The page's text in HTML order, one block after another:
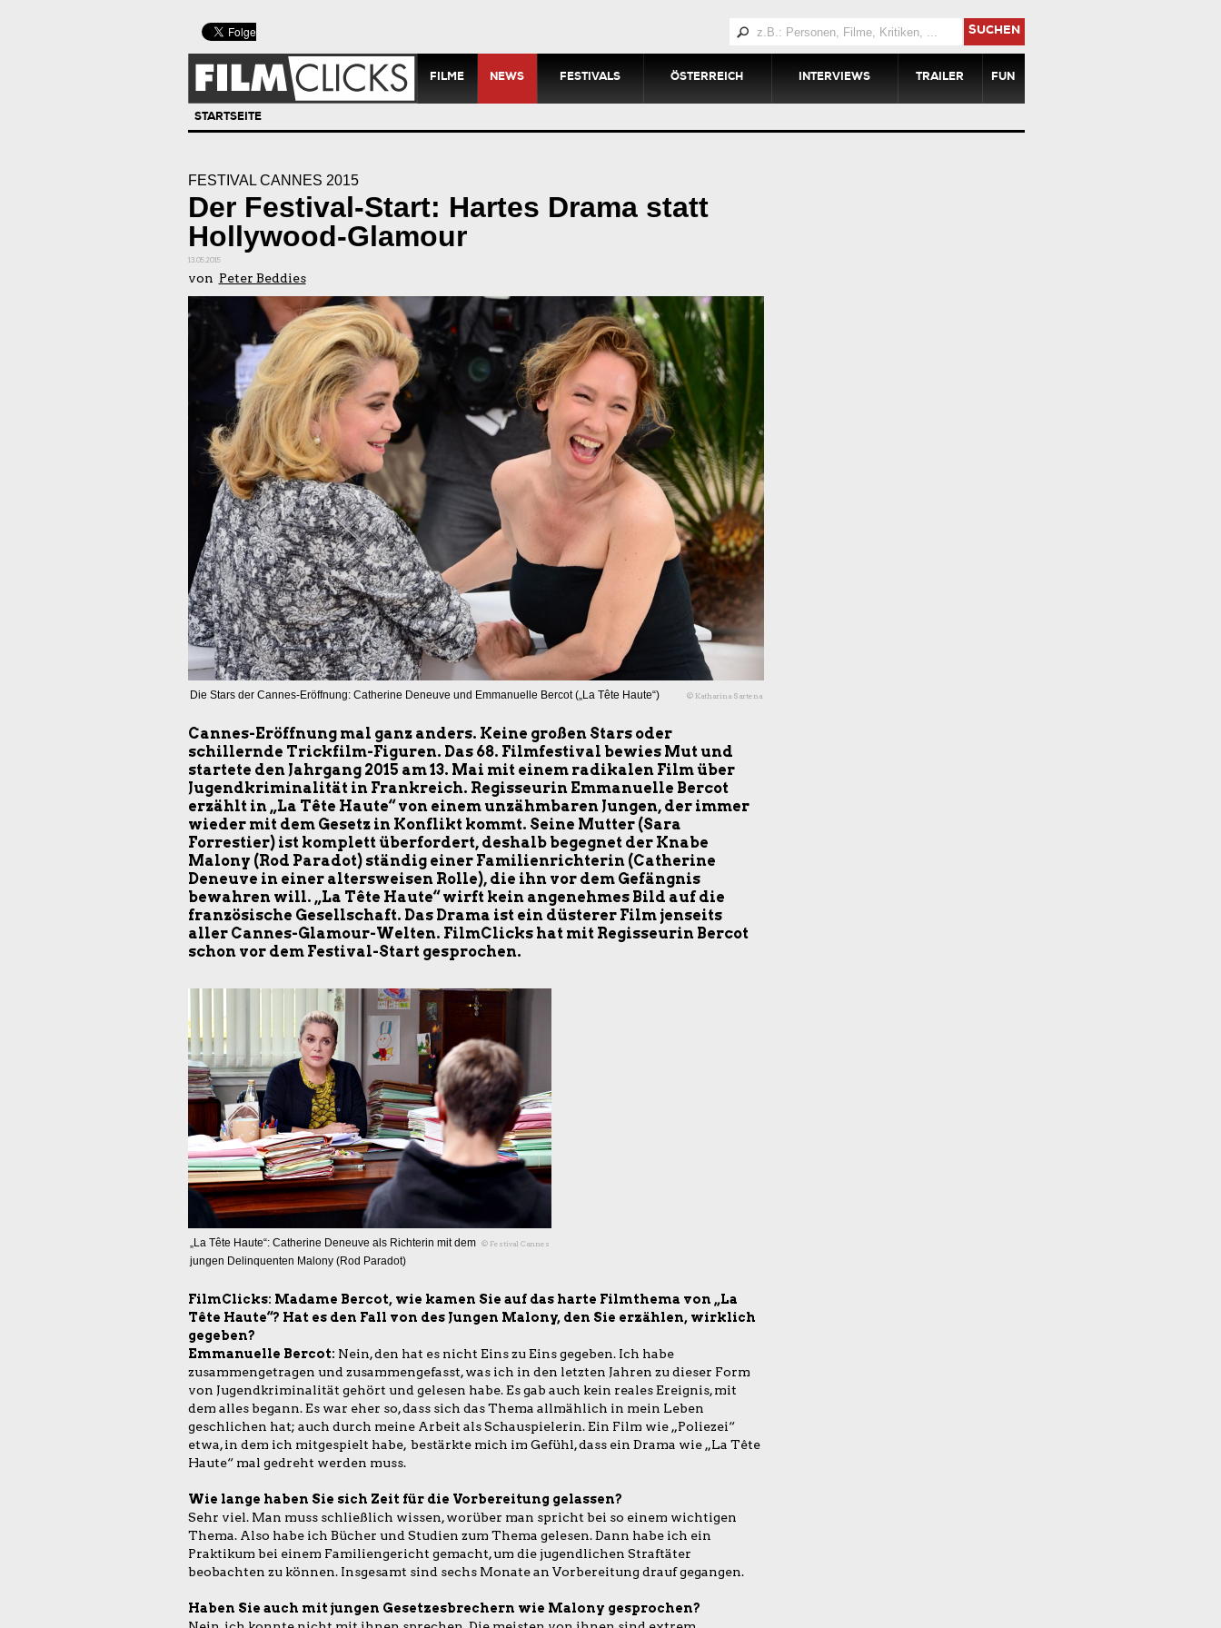
SUCHEN
FILME NEWS FESTIVALS ÖSTERREICH INTERVIEWS TRAILER FUN
STARTSEITE
FESTIVAL CANNES 2015
Der Festival-Start: Hartes Drama statt
Hollywood-Glamour
13.05.2015
von Peter Beddies
Die Stars der Cannes-Eröffnung: Catherine Deneuve und Emmanuelle Bercot („La Tête Haute“) © Katharina Sartena
Cannes-Eröffnung mal ganz anders. Keine großen Stars oder
schillernde Trickfilm-Figuren. Das 68. Filmfestival bewies Mut und
startete den Jahrgang 2015 am 13. Mai mit einem radikalen Film über
Jugendkriminalität in Frankreich. Regisseurin Emmanuelle Bercot
erzählt in „La Tête Haute“ von einem unzähmbaren Jungen, der immer
wieder mit dem Gesetz in Konflikt kommt. Seine Mutter (Sara
Forrestier) ist komplett überfordert, deshalb begegnet der Knabe
Malony (Rod Paradot) ständig einer Familienrichterin (Catherine
Deneuve in einer altersweisen Rolle), die ihn vor dem Gefängnis
bewahren will. „La Tête Haute“ wirft kein angenehmes Bild auf die
französische Gesellschaft. Das Drama ist ein düsterer Film jenseits
aller Cannes-Glamour-Welten. FilmClicks hat mit Regisseurin Bercot
schon vor dem Festival-Start gesprochen.
„La Tête Haute“: Catherine Deneuve als Richterin mit dem
jungen Delinquenten Malony (Rod Paradot)
© Festival Cannes
FilmClicks: Madame Bercot, wie kamen Sie auf das harte Filmthema von „La
Tête Haute“? Hat es den Fall von des Jungen Malony, den Sie erzählen, wirklich
gegeben?
Emmanuelle Bercot: Nein, den hat es nicht Eins zu Eins gegeben. Ich habe
zusammengetragen und zusammengefasst, was ich in den letzten Jahren zu dieser Form
von Jugendkriminalität gehört und gelesen habe. Es gab auch kein reales Ereignis, mit
dem alles begann. Es war eher so, dass sich das Thema allmählich in mein Leben
geschlichen hat; auch durch meine Arbeit als Schauspielerin. Ein Film wie „Poliezei“
etwa, in dem ich mitgespielt habe, bestärkte mich im Gefühl, dass ein Drama wie „La Tête
Haute“ mal gedreht werden muss.
Wie lange haben Sie sich Zeit für die Vorbereitung gelassen?
Sehr viel. Man muss schließlich wissen, worüber man spricht bei so einem wichtigen
Thema. Also habe ich Bücher und Studien zum Thema gelesen. Dann habe ich ein
Praktikum bei einem Familiengericht gemacht, um die jugendlichen Straftäter
beobachten zu können. Insgesamt sind sechs Monate an Vorbereitung drauf gegangen.
Haben Sie auch mit jungen Gesetzesbrechern wie Malony gesprochen?